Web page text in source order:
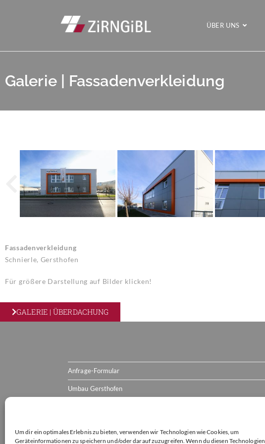
Um dir ein optimales Erlebnis zu bieten, verwenden wir Technologien wie Cookies, um
Geräteinformationen zu speichern und/oder darauf zuzugreifen. Wenn du diesen Technologien
ÜBER UNS
Galerie | Fassadenverkleidung
Fassadenverkleidung
Schnierle, Gersthofen
Für größere Darstellung auf Bilder klicken!
GALERIE | ÜBERDACHUNG
Anfrage-Formular
Umbau Gersthofen
Kontakt